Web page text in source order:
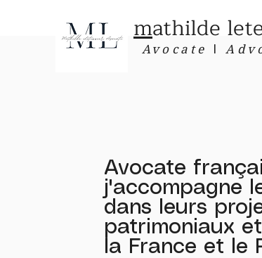
mathilde
Avocate I
Avocate
j'accompagne
dans leurs
patrimoniaux
la France et le